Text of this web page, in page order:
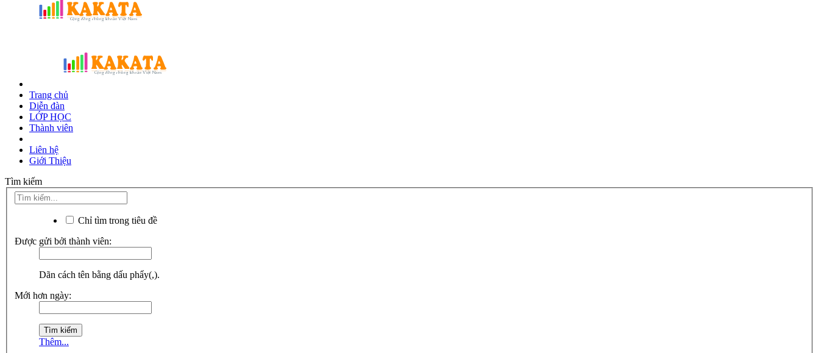
Trang chủ
Diễn đàn
LỚP HỌC
Thành viên
Liên hệ
Giới Thiệu
Tìm kiếm
Chỉ tìm trong tiêu đề
Được gửi bởi thành viên:
Dãn cách tên bằng dấu phẩy(,).
Mới hơn ngày:
Thêm...